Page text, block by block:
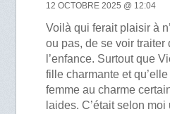
12 OCTOBRE 2025 @ 12:04
Voilà qui ferait plaisir à
ou pas, de se voir traiter
l’enfance. Surtout que
fille charmante et
femme au charme
laides. C’était selon